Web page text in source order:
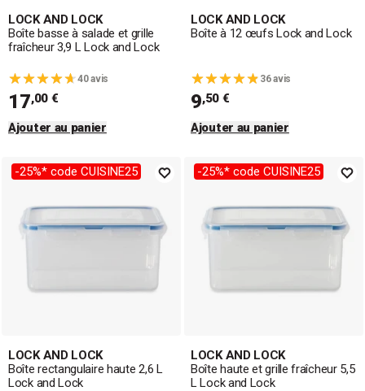
LOCK AND LOCK
Boîte basse à salade et grille
fraîcheur 3,9 L Lock and Lock
40 avis
17,00 €
Ajouter au panier
LOCK AND LOCK
Boîte à 12 œufs Lock and Lock
36 avis
9,50 €
Ajouter au panier
-25%* code CUISINE25
LOCK AND LOCK
Boîte rectangulaire haute 2,6 L
Lock and Lock
-25%* code CUISINE25
LOCK AND LOCK
Boîte haute et grille fraîcheur 5,5
L Lock and Lock